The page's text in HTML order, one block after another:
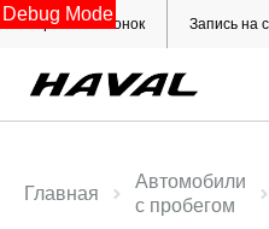
Debug Mode
Обратный звонок Запись на
Главная
Автомобили
с пробегом